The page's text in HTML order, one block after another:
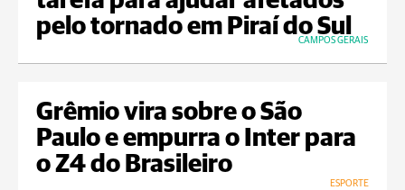
pelo tornado em Piraí do Sul
CAMPOS GERAIS
Grêmio vira sobre o São
Paulo e empurra o Inter para
o Z4 do Brasileiro
ESPORTE